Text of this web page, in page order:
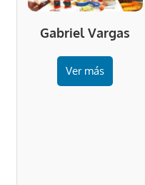
Gabriel Vargas
Ver más